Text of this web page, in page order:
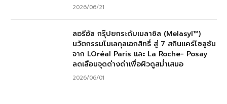
2026/06/21
ลอรีอัล กรุ๊ปยกระดับเมลาซิล (Melasyl™)
นวัตกรรมโมเลกุลเอกสิทธิ์ สู่ 7 สกินแคร์โซลูชัน
จาก LOréal Paris และ La Roche- Posay
ลดเลือนจุดด่างดำเพื่อผิวดูสม่ำเสมอ
2026/06/01